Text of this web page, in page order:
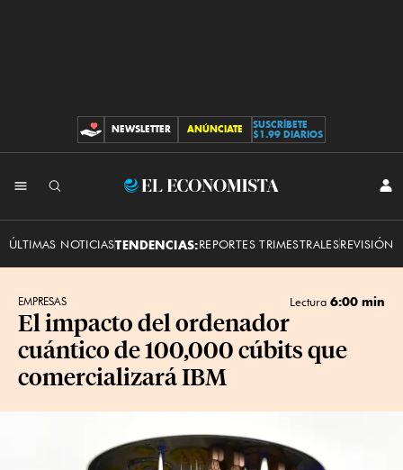
CONTRIBUCIONES
NEWSLETTER ANÚNCIATE
SUSCRÍBETE
$1.99 DIARIOS
El
ÚLTIMAS NOTICIASTENDENCIAS:REPORTES TRIMESTRALESREVISIÓN
EMPRESAS Lectura 6:00 min
El impacto del ordenador
cuántico de 100,000 cúbits que
comercializará IBM